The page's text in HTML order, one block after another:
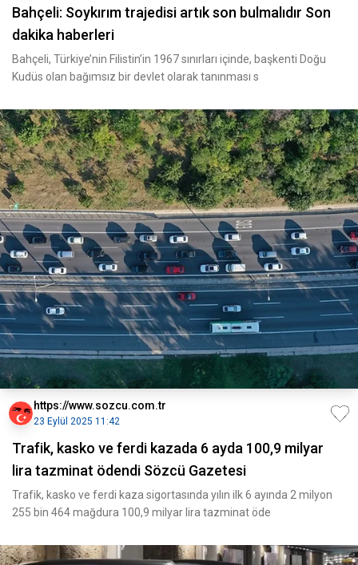
Bahçeli: Soykırım trajedisi artık son bulmalıdır Son
dakika haberleri
Bahçeli, Türkiye’nin Filistin’in 1967 sınırları içinde, başkenti Doğu
Kudüs olan bağımsız bir devlet olarak tanınması s
https://www.sozcu.com.tr
23 Eylül 2025 11:42
Trafik, kasko ve ferdi kazada 6 ayda 100,9 milyar
lira tazminat ödendi Sözcü Gazetesi
Trafik, kasko ve ferdi kaza sigortasında yılın ilk 6 ayında 2 milyon
255 bin 464 mağdura 100,9 milyar lira tazminat öde